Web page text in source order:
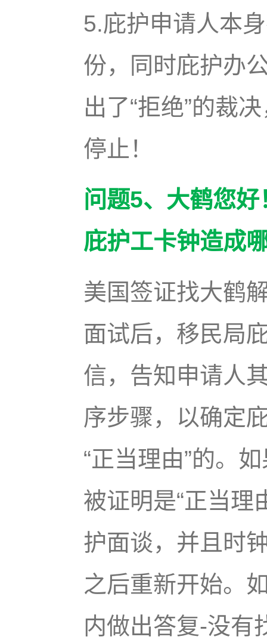
5.庇护申请人本
份，同时庇护办
出了“拒绝”的裁
停止！
问题5、大鹤您
庇护工卡钟造成
美国签证找大鹤
面试后，移民局
信，告知申请人
序步骤，以确定
“正当理由”的。
被证明是“正当理
护面谈，并且时
之后重新开始。
内做出答复-没有